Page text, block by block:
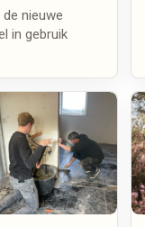
nieuwe
in gebruik